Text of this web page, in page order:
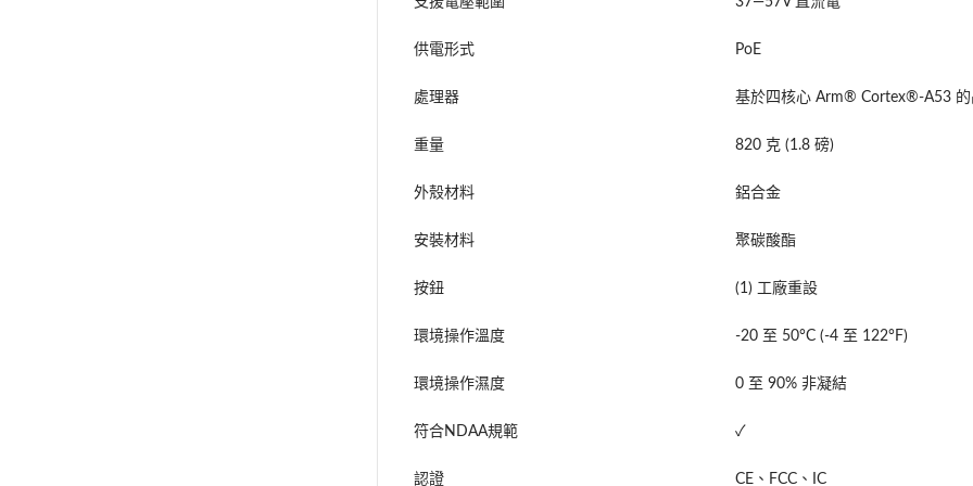
供電形式 PoE
處理器 基於四核心 Arm® Cortex®-A53 的
重量 820 克 (1.8 磅)
外殼材料 鋁合金
安裝材料 聚碳酸酯
按鈕 (1) 工廠重設
環境操作溫度 -20 至 50°C (-4 至 122°F)
環境操作濕度 0 至 90% 非凝結
符合NDAA規範 ✓
認證 CE、FCC、IC